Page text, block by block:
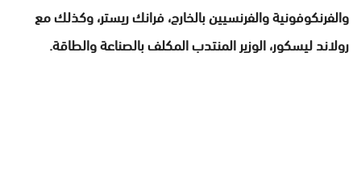
والفرنكوفونية والفرنسيين بالخارج، فرانك ريستر، وكذلك مع
رولاند ليسكور، الوزير المنتدب المكلف بالصناعة والطاقة.